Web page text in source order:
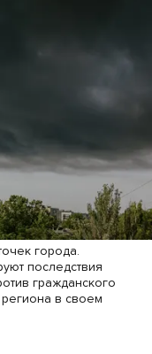
города.
последствия
гражданского
в своем